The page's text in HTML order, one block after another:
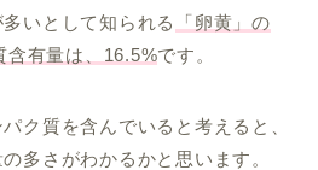
いとして知られる
「卵黄」の
含有量は、16.5%です。
ク質を含んでいると考えると、
多さがわかるかと思います。